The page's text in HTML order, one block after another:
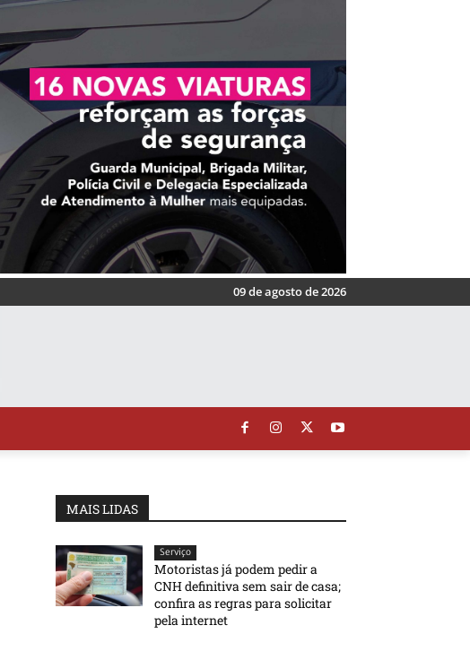
09 de agosto de 2026
MAIS LIDAS
Serviço
Motoristas já podem pedir a
CNH definitiva sem sair de casa;
confira as regras para solicitar
pela internet